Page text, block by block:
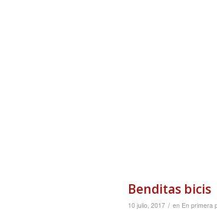
Benditas bicis
10 julio, 2017 / en En primera